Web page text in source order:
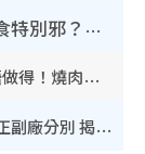
鬼門開2026｜農曆七月撞正日全食特別邪？專家警告切忌做一事！揭4大禁忌+2招保平安
鬼門開2026｜8.13鬼節禁忌 22件事唔做得！燒肉、刺身要少食？半夜勿吹口哨/打呢個電話
網傳公院改用內地/副廠藥？醫生拆解正副廠分別 揭4類人換藥隨時出事